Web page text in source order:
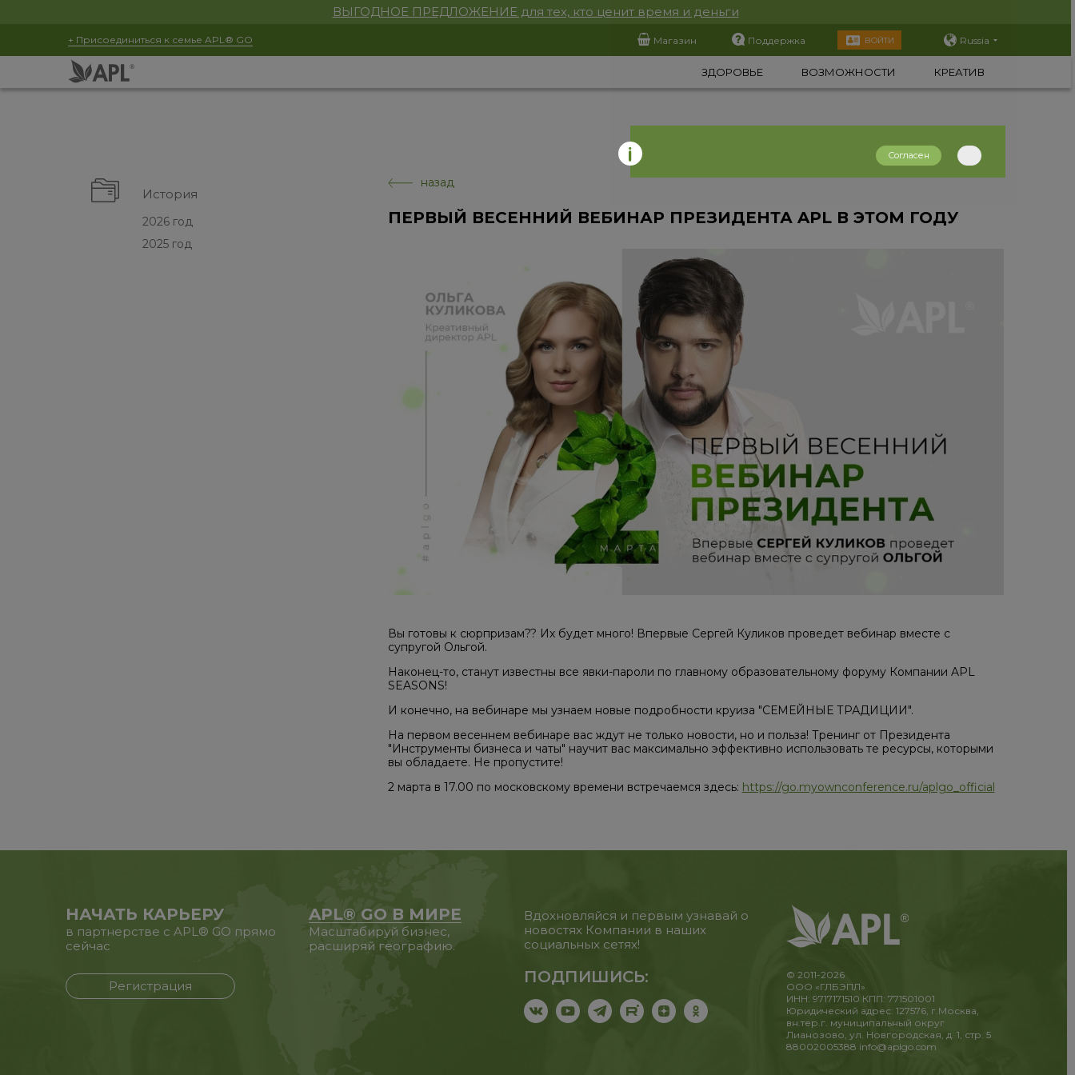
ВЫГОДНОЕ ПРЕДЛОЖЕНИЕ для тех, кто ценит время и деньги
+ Присоединиться к семье APL® GO Магазин Поддержка ВОЙТИ Russia
ЗДОРОВЬЕ ВОЗМОЖНОСТИ КРЕАТИВ
История
2026 год
2025 год
назад
ПЕРВЫЙ ВЕСЕННИЙ ВЕБИНАР ПРЕЗИДЕНТА APL В ЭТОМ ГОДУ
Вы готовы к сюрпризам?? Их будет много! Впервые Сергей Куликов проведет вебинар вместе с
супругой Ольгой.
Наконец-то, станут известны все явки-пароли по главному образовательному форуму Компании APL
SEASONS!
И конечно, на вебинаре мы узнаем новые подробности круиза "СЕМЕЙНЫЕ ТРАДИЦИИ".
На первом весеннем вебинаре вас ждут не только новости, но и польза! Тренинг от Президента
"Инструменты бизнеса и чаты" научит вас максимально эффективно использовать те ресурсы, которыми
вы обладаете. Не пропустите!
2 марта в 17.00 по московскому времени встречаемся здесь: https://go.myownconference.ru/aplgo_official
НАЧАТЬ КАРЬЕРУ
в партнерстве с APL® GO прямо
сейчас
Регистрация
APL® GO В МИРЕ
Масштабируй бизнес,
расширяй географию.
Вдохновляйся и первым узнавай о
новостях Компании в наших
социальных сетях!
ПОДПИШИСЬ:
© 2011-2026
ООО «ГЛБЭПЛ»
ИНН: 9717171510 КПП: 771501001
Юридический адрес: 127576, г.Москва,
вн.тер.г. муниципальный округ
Лианозово, ул. Новгородская, д. 1, стр. 5
88002005388 info@aplgo.com
Согласен